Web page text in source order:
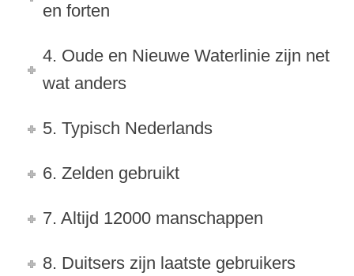
en forten
4. Oude en Nieuwe Waterlinie zijn net
wat anders
5. Typisch Nederlands
6. Zelden gebruikt
7. Altijd 12000 manschappen
8. Duitsers zijn laatste gebruikers